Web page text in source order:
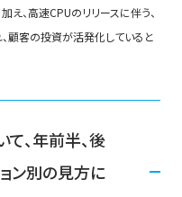
え、高速CPUのリリースに伴う、
顧客の投資が活発化していると
、年前半、後
ン別の見方に